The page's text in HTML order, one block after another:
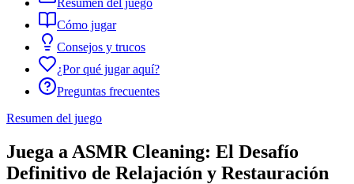
Cómo jugar
Consejos y trucos
¿Por qué jugar aquí?
Preguntas frecuentes
Resumen del juego
Juega a ASMR Cleaning: El Desafío
Definitivo de Relajación y Restauración